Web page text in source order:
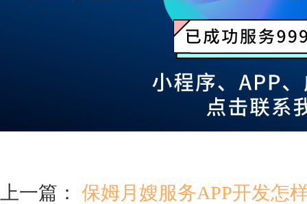
上一篇： 保姆月嫂服务APP开发怎